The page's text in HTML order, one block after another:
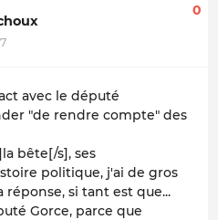
0
avec le député
"de rendre compte" des
bête[/s], ses
politique, j'ai de gros
réponse, si tant est que...
Gorce, parce que